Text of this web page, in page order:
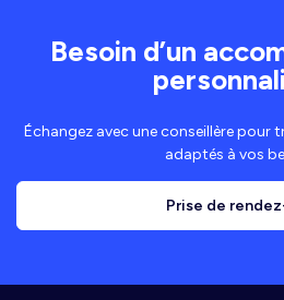
Besoin d’un
Échangez avec une conseillère pour
adaptés à vos
Prise de